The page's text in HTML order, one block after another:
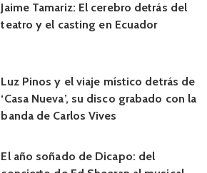
Jaime Tamariz: El cerebro detrás del
teatro y el casting en Ecuador
Luz Pinos y el viaje místico detrás de
‘Casa Nueva’, su disco grabado con la
banda de Carlos Vives
El año soñado de Dicapo: del